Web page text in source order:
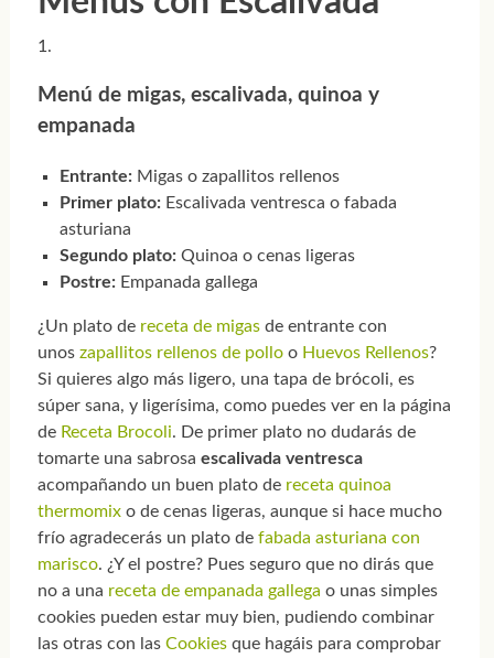
Menú de migas, escalivada, quinoa y
empanada
Entrante: Migas o zapallitos rellenos
Primer plato: Escalivada ventresca o fabada
asturiana
Segundo plato: Quinoa o cenas ligeras
Postre: Empanada gallega
¿Un plato de receta de migasde entrante con
unos zapallitos rellenos de polloo Huevos Rellenos?
Si quieres algo más ligero, una tapa de brócoli, es
súper sana, y ligerísima, como puedes ver en la página
de Receta Brocoli. De primer plato no dudarás de
tomarte una sabrosa escalivada ventresca
acompañando un buen plato de receta quinoa
thermomixo de cenas ligeras, aunque si hace mucho
frío agradecerás un plato de fabada asturiana con
marisco. ¿Y el postre? Pues seguro que no dirás que
no a una receta de empanada gallega o unas simples
cookies pueden estar muy bien, pudiendo combinar
las otras con las Cookiesque hagáis para comprobar